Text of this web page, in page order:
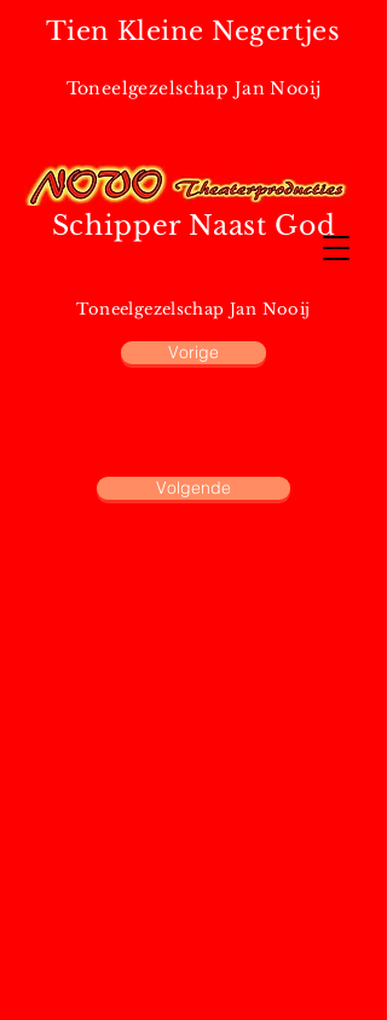
Tien Kleine Negertjes
Toneelgezelschap Jan Nooij
Schipper Naast God
Toneelgezelschap Jan Nooij
Vorige
Volgende